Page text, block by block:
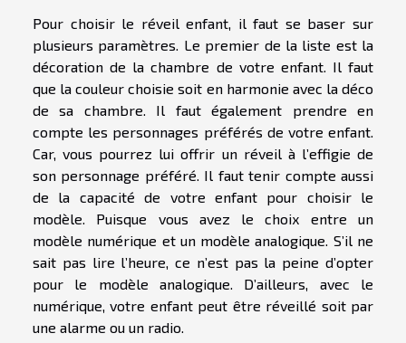
Pour choisir le réveil enfant, il faut se baser sur
plusieurs paramètres. Le premier de la liste est la
décoration de la chambre de votre enfant. Il faut
que la couleur choisie soit en harmonie avec la déco
de sa chambre. Il faut également prendre en
compte les personnages préférés de votre enfant.
Car, vous pourrez lui offrir un réveil à l’effigie de
son personnage préféré. Il faut tenir compte aussi
de la capacité de votre enfant pour choisir le
modèle. Puisque vous avez le choix entre un
modèle numérique et un modèle analogique. S’il ne
sait pas lire l’heure, ce n’est pas la peine d’opter
pour le modèle analogique. D’ailleurs, avec le
numérique, votre enfant peut être réveillé soit par
une alarme ou un radio.